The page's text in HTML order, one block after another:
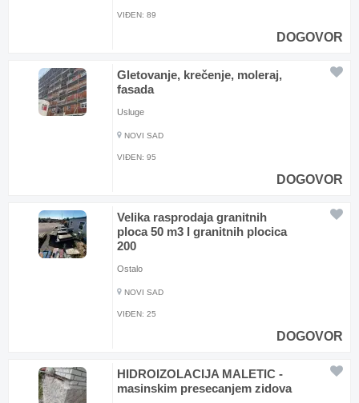
VIĐEN:89
DOGOVOR
Gletovanje, krečenje, moleraj,
fasada
Usluge
NOVI SAD
VIĐEN:95
DOGOVOR
Velika rasprodaja granitnih
ploca 50 m3 I granitnih plocica
200
Ostalo
NOVI SAD
VIĐEN:25
DOGOVOR
HIDROIZOLACIJA MALETIC -
masinskim presecanjem zidova